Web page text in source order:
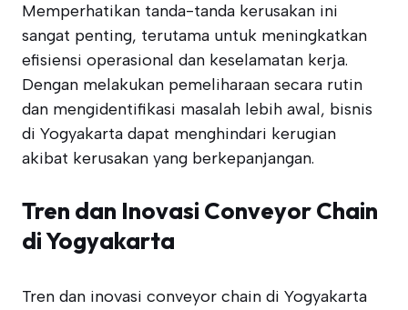
Memperhatikan tanda-tanda kerusakan ini
sangat penting, terutama untuk meningkatkan
efisiensi operasional dan keselamatan kerja.
Dengan melakukan pemeliharaan secara rutin
dan mengidentifikasi masalah lebih awal, bisnis
di Yogyakarta dapat menghindari kerugian
akibat kerusakan yang berkepanjangan.
Tren dan Inovasi Conveyor Chain
di Yogyakarta
Tren dan inovasi conveyor chain di Yogyakarta